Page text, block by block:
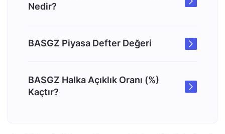
Nedir?
BASGZ Piyasa Defter Değeri
BASGZ Halka Açıklık Oranı (%)
Kaçtır?